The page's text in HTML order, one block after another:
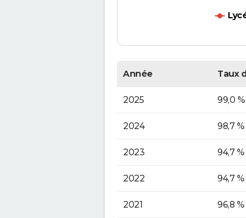
Année Taux
2025 99,0 %
2024 98,7 %
2023 94,7 %
2022 94,7 %
2021 96,8 %